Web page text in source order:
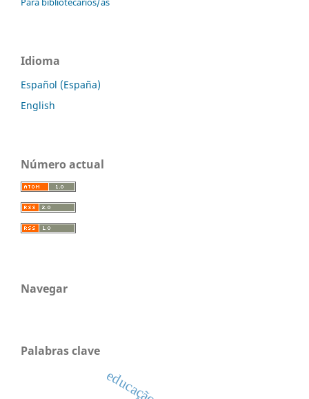
Idioma
Español (España)
English
Número actual
Navegar
Palabras clave